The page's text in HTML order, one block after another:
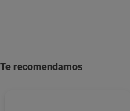
Te recomendamos